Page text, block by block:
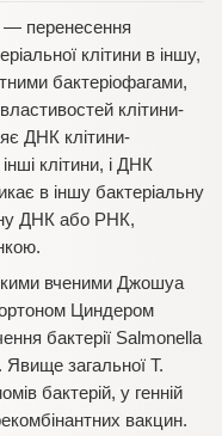
— перенесення
клітини в іншу,
бактеріофагами,
клітини-
ДНК клітини-
клітини, і ДНК
в іншу бактеріальну
ДНК або РНК,
вченими Джошуа
Циндером
бактерії Salmonella
Явище загальної Т.
бактерій, у генній
вакцин.